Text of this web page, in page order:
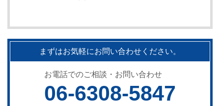
まずはお気軽にお問い合わせください。
お電話でのご相談・お問い合わせ
06-6308-5847